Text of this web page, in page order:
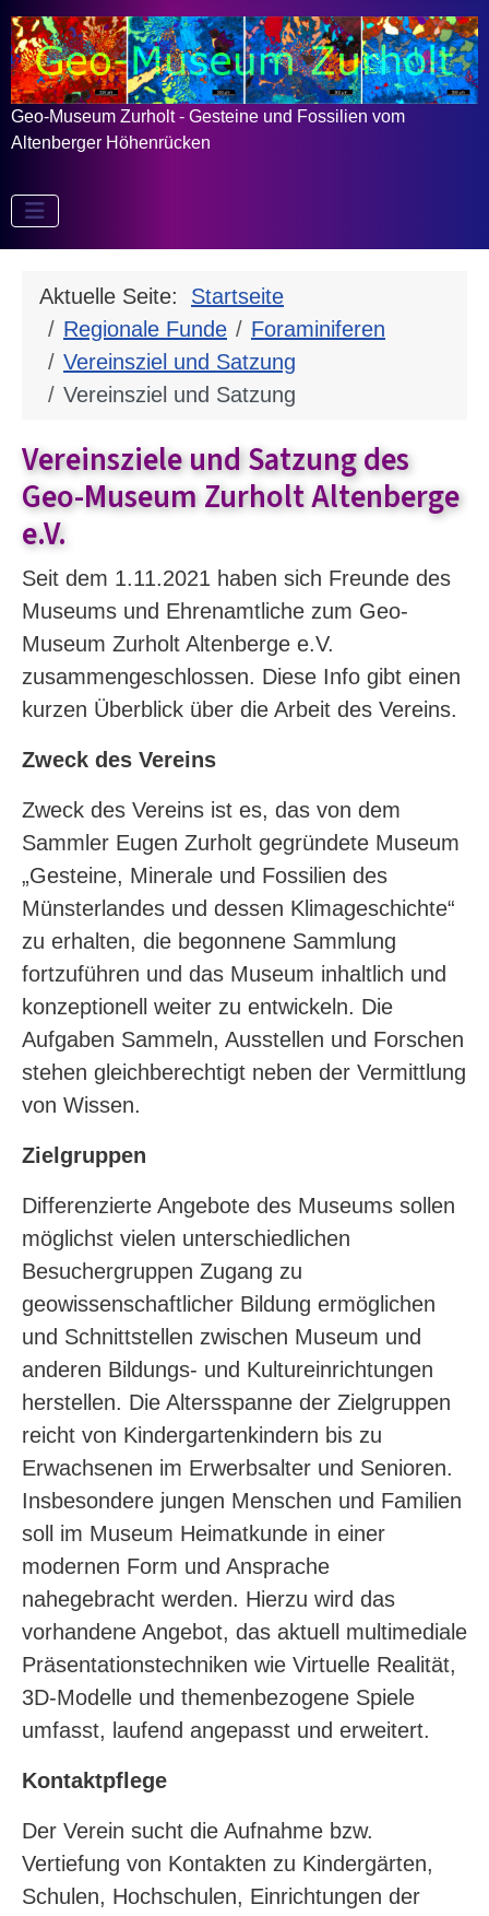
Geo-Museum Zurholt - Gesteine und Fossilien vom
Altenberger Höhenrücken
Aktuelle Seite: Startseite
Regionale Funde
Foraminiferen
Vereinsziel und Satzung
Vereinsziel und Satzung
Vereinsziele und Satzung des
Geo-Museum Zurholt Altenberge
e.V.
Seit dem 1.11.2021 haben sich Freunde des
Museums und Ehrenamtliche zum Geo-
Museum Zurholt Altenberge e.V.
zusammengeschlossen. Diese Info gibt einen
kurzen Überblick über die Arbeit des Vereins.
Zweck des Vereins
Zweck des Vereins ist es, das von dem
Sammler Eugen Zurholt gegründete Museum
„Gesteine, Minerale und Fossilien des
Münsterlandes und dessen Klimageschichte“
zu erhalten, die begonnene Sammlung
fortzuführen und das Museum inhaltlich und
konzeptionell weiter zu entwickeln. Die
Aufgaben Sammeln, Ausstellen und Forschen
stehen gleichberechtigt neben der Vermittlung
von Wissen.
Zielgruppen
Differenzierte Angebote des Museums sollen
möglichst vielen unterschiedlichen
Besuchergruppen Zugang zu
geowissenschaftlicher Bildung ermöglichen
und Schnittstellen zwischen Museum und
anderen Bildungs- und Kultureinrichtungen
herstellen. Die Altersspanne der Zielgruppen
reicht von Kindergartenkindern bis zu
Erwachsenen im Erwerbsalter und Senioren.
Insbesondere jungen Menschen und Familien
soll im Museum Heimatkunde in einer
modernen Form und Ansprache
nahegebracht werden. Hierzu wird das
vorhandene Angebot, das aktuell multimediale
Präsentationstechniken wie Virtuelle Realität,
3D-Modelle und themenbezogene Spiele
umfasst, laufend angepasst und erweitert.
Kontaktpflege
Der Verein sucht die Aufnahme bzw.
Vertiefung von Kontakten zu Kindergärten,
Schulen, Hochschulen, Einrichtungen der